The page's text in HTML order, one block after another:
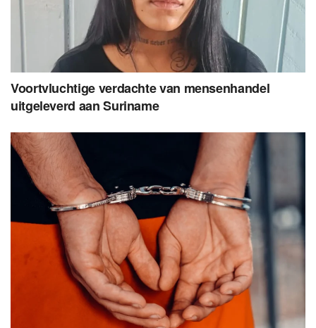
Voortvluchtige verdachte van mensenhandel
uitgeleverd aan Suriname